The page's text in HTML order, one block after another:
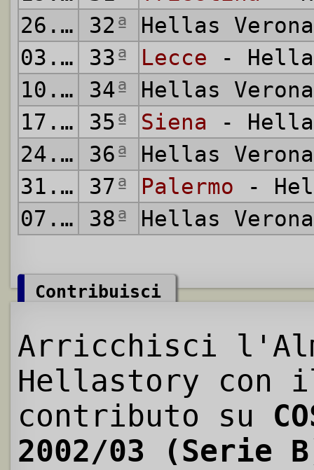
26.04.2003
32ª
Hellas
03.05.2003
33ª Lecce -
10.05.2003
34ª
Hellas
17.05.2003
35ª Siena -
24.05.2003
36ª
Hellas
31.05.2003
37ª Palermo -
07.06.2003
38ª Hellas
Contribuisci
Arricchisci
Hellastory con
contributo su
2002/03 (Serie